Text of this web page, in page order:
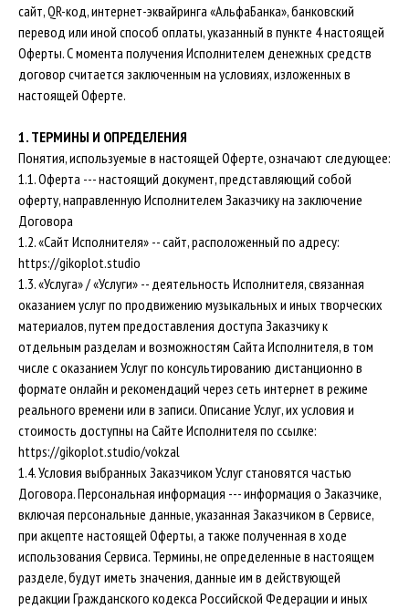
сайт, QR-код, интернет-эквайринга «АльфаБанка», банковский
перевод или иной способ оплаты, указанный в пункте 4 настоящей
Оферты. С момента получения Исполнителем денежных средств
договор считается заключенным на условиях, изложенных в
настоящей Оферте.
1. ТЕРМИНЫ И ОПРЕДЕЛЕНИЯ
Понятия, используемые в настоящей Оферте, означают следующее:
1.1. Оферта --- настоящий документ, представляющий собой
оферту, направленную Исполнителем Заказчику на заключение
Договора
1.2. «Сайт Исполнителя» -- сайт, расположенный по адресу:
https://gikoplot.studio
1.3. «Услуга» / «Услуги» -- деятельность Исполнителя, связанная
оказанием услуг по продвижению музыкальных и иных творческих
материалов, путем предоставления доступа Заказчику к
отдельным разделам и возможностям Сайта Исполнителя, в том
числе с оказанием Услуг по консультированию дистанционно в
формате онлайн и рекомендаций через сеть интернет в режиме
реального времени или в записи. Описание Услуг, их условия и
стоимость доступны на Сайте Исполнителя по ссылке:
https://gikoplot.studio/vokzal
1.4. Условия выбранных Заказчиком Услуг становятся частью
Договора. Персональная информация --- информация о Заказчике,
включая персональные данные, указанная Заказчиком в Сервисе,
при акцепте настоящей Оферты, а также полученная в ходе
использования Сервиса. Термины, не определенные в настоящем
разделе, будут иметь значения, данные им в действующей
редакции Гражданского кодекса Российской Федерации и иных